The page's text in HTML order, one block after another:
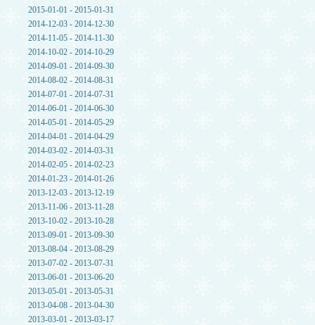
2015-01-01 - 2015-01-31
2014-12-03 - 2014-12-30
2014-11-05 - 2014-11-30
2014-10-02 - 2014-10-29
2014-09-01 - 2014-09-30
2014-08-02 - 2014-08-31
2014-07-01 - 2014-07-31
2014-06-01 - 2014-06-30
2014-05-01 - 2014-05-29
2014-04-01 - 2014-04-29
2014-03-02 - 2014-03-31
2014-02-05 - 2014-02-23
2014-01-23 - 2014-01-26
2013-12-03 - 2013-12-19
2013-11-06 - 2013-11-28
2013-10-02 - 2013-10-28
2013-09-01 - 2013-09-30
2013-08-04 - 2013-08-29
2013-07-02 - 2013-07-31
2013-06-01 - 2013-06-20
2013-05-01 - 2013-05-31
2013-04-08 - 2013-04-30
2013-03-01 - 2013-03-17